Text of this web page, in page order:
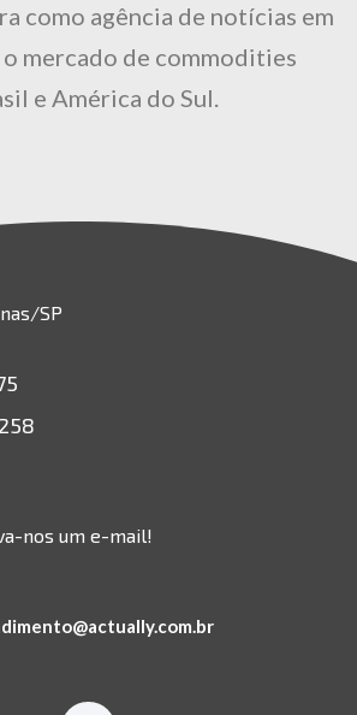
como agência de notícias em
mercado de commodities
e América do Sul.
SP
nos um e-mail!